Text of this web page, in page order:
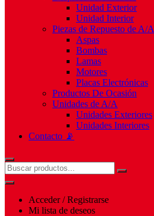
Unidad Exterior
Unidad Interior
Piezas de Repuesto de A/A
Aspas
Bombas
Lamas
Motores
Placas Electrónicas
Productos De Ocasión
Unidades de A/A
Unidades Exteriores
Unidades Interiores
Contacto 📡
Acceder / Registrarse
Mi lista de deseos